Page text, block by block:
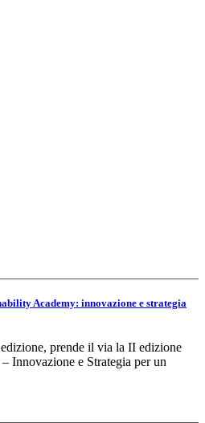
Academy: innovazione e strategia
prende il via la II edizione
Innovazione e Strategia per un